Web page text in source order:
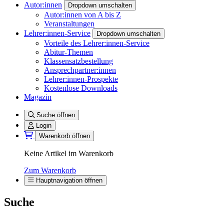
Autor:innen
Dropdown umschalten
Autor:innen von A bis Z
Veranstaltungen
Lehrer:innen-Service
Dropdown umschalten
Vorteile des Lehrer:innen-Service
Abitur-Themen
Klassensatzbestellung
Ansprechpartner:innen
Lehrer:innen-Prospekte
Kostenlose Downloads
Magazin
Suche öffnen
Login
Warenkorb öffnen
Keine Artikel im Warenkorb
Zum Warenkorb
Hauptnavigation öffnen
Suche